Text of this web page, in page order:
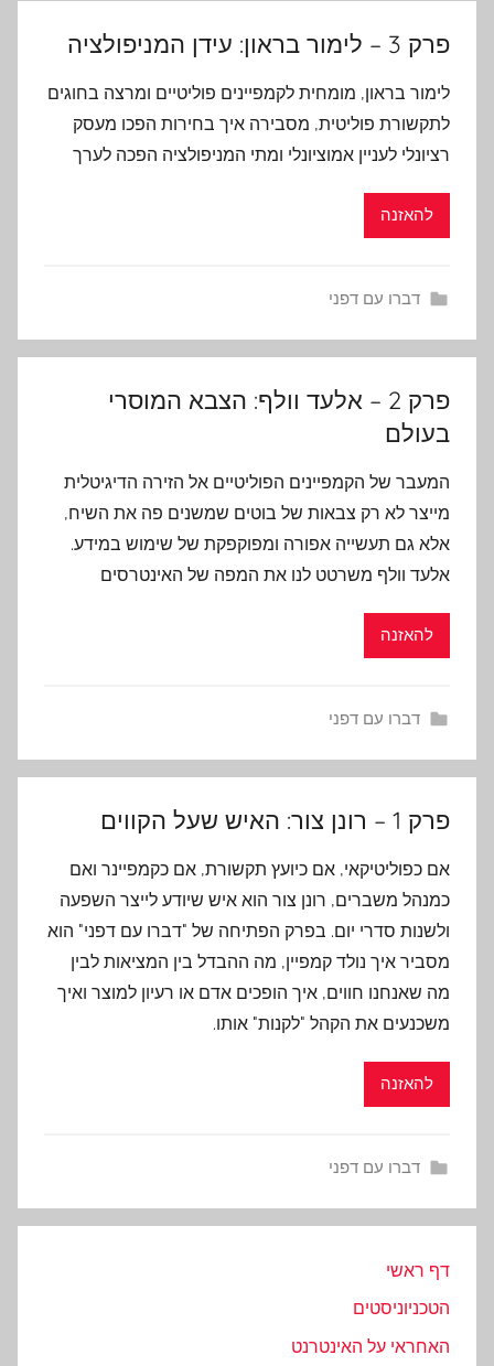
פרק 3 – לימור בראון: עידן המניפולציה
לימור בראון, מומחית לקמפיינים פוליטיים ומרצה בחוגים
לתקשורת פוליטית, מסבירה איך בחירות הפכו מעסק
רציונלי לעניין אמוציונלי ומתי המניפולציה הפכה לערך
להאזנה
דברו עם דפני
פרק 2 – אלעד וולף: הצבא המוסרי
בעולם
המעבר של הקמפיינים הפוליטיים אל הזירה הדיגיטלית
מייצר לא רק צבאות של בוטים שמשנים פה את השיח,
אלא גם תעשייה אפורה ומפוקפקת של שימוש במידע.
אלעד וולף משרטט לנו את המפה של האינטרסים
להאזנה
דברו עם דפני
פרק 1 – רונן צור: האיש שעל הקווים
אם כפוליטיקאי, אם כיועץ תקשורת, אם כקמפיינר ואם
כמנהל משברים, רונן צור הוא איש שיודע לייצר השפעה
ולשנות סדרי יום. בפרק הפתיחה של "דברו עם דפני" הוא
מסביר איך נולד קמפיין, מה ההבדל בין המציאות לבין
מה שאנחנו חווים, איך הופכים אדם או רעיון למוצר ואיך
משכנעים את הקהל "לקנות" אותו.
להאזנה
דברו עם דפני
דף ראשי
הטכניוניסטים
האחראי על האינטרנט